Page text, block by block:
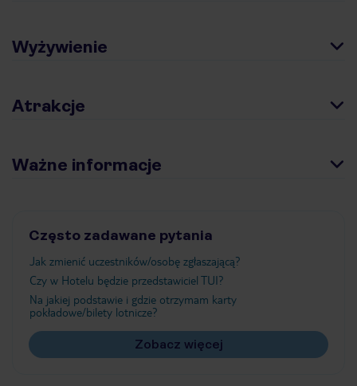
Wyżywienie
Atrakcje
Ważne informacje
Często zadawane pytania
Jak zmienić uczestników/osobę zgłaszającą?
Czy w Hotelu będzie przedstawiciel TUI?
Na jakiej podstawie i gdzie otrzymam karty
pokładowe/bilety lotnicze?
Zobacz więcej